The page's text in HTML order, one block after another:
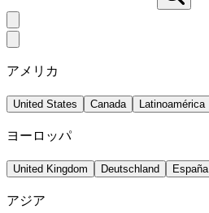
アメリカ
United States Canada Latinoamérica
ヨーロッパ
United Kingdom Deutschland España
アジア